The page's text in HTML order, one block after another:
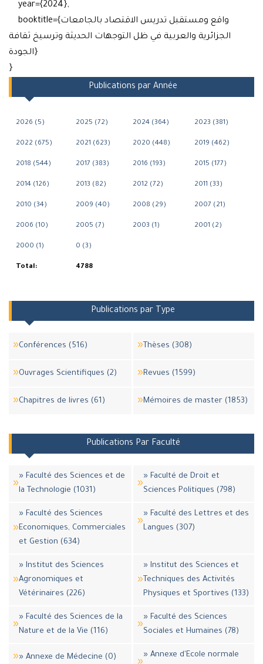
year={2024},
booktitle={واقع ومستقبل تدريس الاقتصاد بالجامعات
الجزائرية والعربية في ظل التوجهات الحديثة وترسيخ ثقافة
الجودة}
}
Publications par Année
2026 (5) 2025 (72) 2024 (364) 2023 (381)
2022 (675) 2021 (623) 2020 (448) 2019 (462)
2018 (544) 2017 (383) 2016 (193) 2015 (177)
2014 (126) 2013 (82) 2012 (72) 2011 (33)
2010 (34) 2009 (40) 2008 (29) 2007 (21)
2006 (10) 2005 (7) 2003 (1) 2001 (2)
2000 (1) 0 (3)
Total: 4788
Publications par Type
Conférences (516) Thèses (308)
Ouvrages Scientifiques (2) Revues (1599)
Chapitres de livres (61) Mémoires de master (1853)
Publications Par Faculté
» Faculté des Sciences et de
la Technologie (1031)
» Faculté de Droit et
Sciences Politiques (798)
» Faculté des Sciences
Economiques, Commerciales
et Gestion (634)
» Faculté des Lettres et des
Langues (307)
» Institut des Sciences
Agronomiques et
Vétérinaires (226)
» Institut des Sciences et
Techniques des Activités
Physiques et Sportives (133)
» Faculté des Sciences de la
Nature et de la Vie (116)
» Faculté des Sciences
Sociales et Humaines (78)
» Annexe de Médecine (0) » Annexe d'Ecole normale